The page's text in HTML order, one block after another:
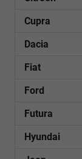
Cupra
Dacia
Fiat
Ford
Futura
Hyundai